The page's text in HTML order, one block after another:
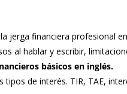
jerga financiera profesional
al hablar y escribir,
básicos en inglés.
tipos de interés. TIR, TAE,